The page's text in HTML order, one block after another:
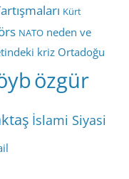
Kürt
NATO neden ve
kriz Ortadoğu
özgür
İslami Siyasi